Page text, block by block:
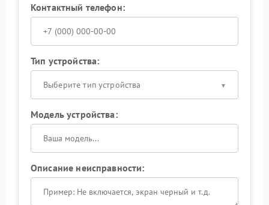
Контактный телефон:
Тип устройства:
Выберите тип устройства
Модель устройства:
Описание неисправности: